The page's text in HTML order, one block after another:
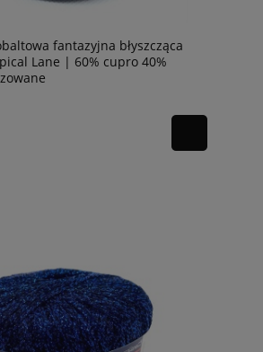
fantazyjna błyszcząca
Lane | 60% cupro 40%